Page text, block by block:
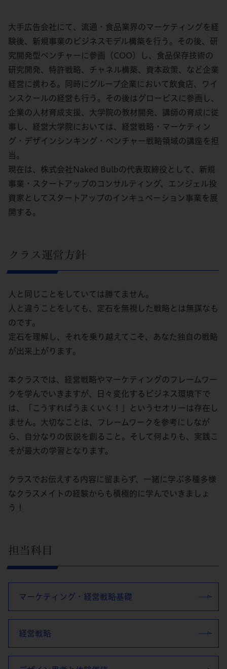
大手広告会社にて、流通・食品業界のマーケティングを経
験後、新規事業のビジネスモデル構築を行う。その後、研
究開発型ベンチャーに参画（COO）し、食品保存技術の
研究開発、特許戦略、チャネル構築、資本政策、など企業
経営に携わる。同時にグループ企業において飲食店、ワイ
ンスクールの経営も行う。その後はグロービスに参画し、
企業の人材育成支援、大学院の教材開発、講師の育成に従
事し、経営大学院においては、経営戦略・マーケティン
グ・デザインシンキング・ベンチャー戦略領域の講座を担
当。
現在は、株式会社Naked Bulbの代表取締役として、新規
事業・スタートアップのコンサルティング、エンジェル投
資家としてスタートアップのインキュベーション事業を展
開する。
クラス運営方針
人と同じことをしていては勝てません。
人と違うことをしても、定石を無視した戦略とは無謀なも
のです。
定石を理解し、それを乗り越えてこそ、あなた独自の戦略
が出来上がります。
本クラスでは、経営戦略やマーケティングのフレームワー
クを学んでいきますが、日々変化するビジネス環境下で
は、「こうすればうまくいく！」というセオリーは存在し
ません。大切なことは、フレームワークを参考にしなが
ら、自分なりの仮説を創ること。そして何よりも、実践こ
そが最大の学習となります。
クラスでお伝えする内容に留まらず、一緒に学ぶ多種多様
なクラスメイトの経験からも積極的に学んでいきましょ
う！
担当科目
マーケティング・経営戦略基礎
経営戦略